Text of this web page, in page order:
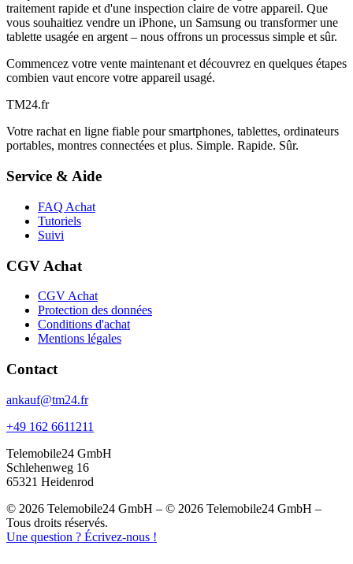
traitement rapide et d'une inspection claire de votre appareil. Que
vous souhaitiez vendre un iPhone, un Samsung ou transformer une
tablette usagée en argent – nous offrons un processus simple et sûr.
Commencez votre vente maintenant et découvrez en quelques étapes
combien vaut encore votre appareil usagé.
TM24.fr
Votre rachat en ligne fiable pour smartphones, tablettes, ordinateurs
portables, montres connectées et plus. Simple. Rapide. Sûr.
Service & Aide
FAQ Achat
Tutoriels
Suivi
CGV Achat
CGV Achat
Protection des données
Conditions d'achat
Mentions légales
Contact
ankauf@tm24.fr
+49 162 6611211
Telemobile24 GmbH
Schlehenweg 16
65321 Heidenrod
© 2026 Telemobile24 GmbH – © 2026 Telemobile24 GmbH –
Tous droits réservés.
Une question ? Écrivez-nous !